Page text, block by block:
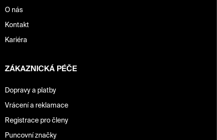
O nás
Kontakt
Kariéra
ZÁKAZNICKÁ PÉČE
Dopravy a platby
Vrácení a reklamace
Registrace pro členy
Puncovní značky